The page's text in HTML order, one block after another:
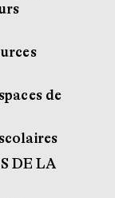
de
DE LA